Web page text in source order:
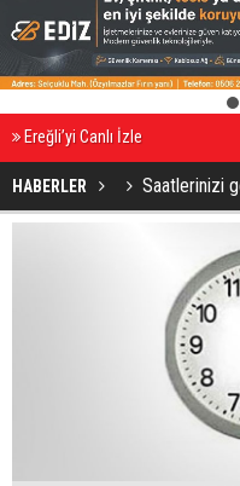
2
Ereğli’yi Canlı İzle
HABERLER Saatlerinizi